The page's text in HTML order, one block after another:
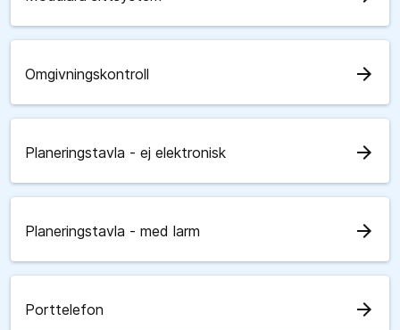
Omgivningskontroll arrow_forward
Planeringstavla - ej elektronisk arrow_forward
Planeringstavla - med larm arrow_forward
Porttelefon arrow_forward